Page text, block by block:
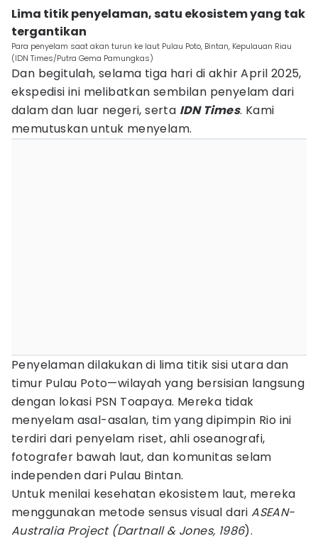
Lima titik penyelaman, satu ekosistem yang tak
tergantikan
Para penyelam saat akan turun ke laut Pulau Poto, Bintan, Kepulauan Riau
(IDN Times/Putra Gema Pamungkas)
Dan begitulah, selama tiga hari di akhir April 2025,
ekspedisi ini melibatkan sembilan penyelam dari
dalam dan luar negeri, serta IDN Times. Kami
memutuskan untuk menyelam.
Penyelaman dilakukan di lima titik sisi utara dan
timur Pulau Poto—wilayah yang bersisian langsung
dengan lokasi PSN Toapaya. Mereka tidak
menyelam asal-asalan, tim yang dipimpin Rio ini
terdiri dari penyelam riset, ahli oseanografi,
fotografer bawah laut, dan komunitas selam
independen dari Pulau Bintan.
Untuk menilai kesehatan ekosistem laut, mereka
menggunakan metode sensus visual dariASEAN-
Australia Project (Dartnall & Jones, 1986).